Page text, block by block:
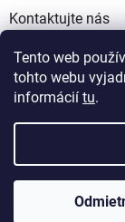
Tento web
tohto webu
informácií tu.
Vážení
nasledujúcich
objednávky
Kontaktujte nás
+421 944 682 154
info@efix.top
cookies